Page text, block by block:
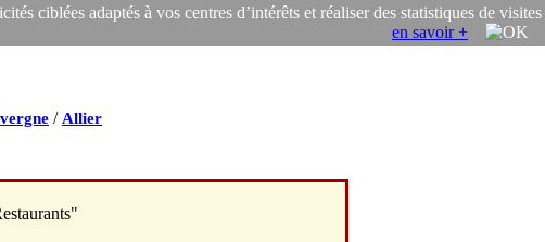
ciblées adaptés à vos centres d’intérêts et réaliser des statistiques de visites
en savoir +
/ Allier